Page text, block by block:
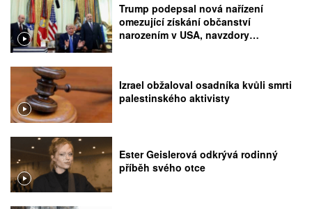
Trump podepsal nová nařízení
omezující získání občanství
narozením v USA, navzdory
Izrael obžaloval osadníka kvůli smrti
palestinského aktivisty
Ester Geislerová odkrývá rodinný
příběh svého otce